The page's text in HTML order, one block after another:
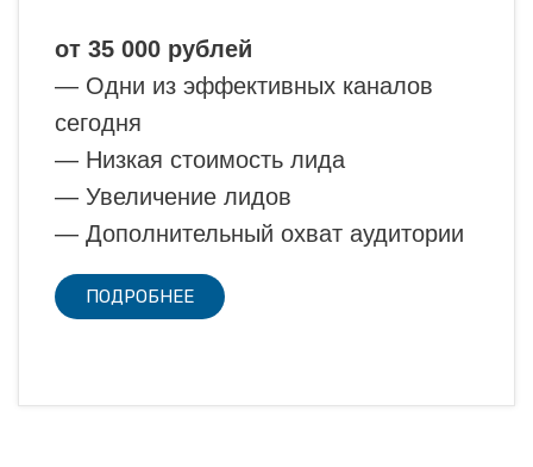
от 35 000 рублей
— Одни из эффективных каналов
сегодня
— Низкая стоимость лида
— Увеличение лидов
— Дополнительный охват аудитории
ПОДРОБНЕЕ